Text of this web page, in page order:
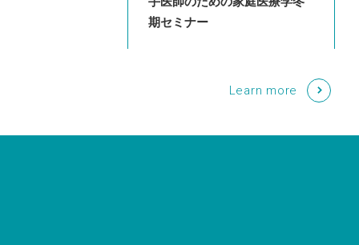
期セミナー
Learn more